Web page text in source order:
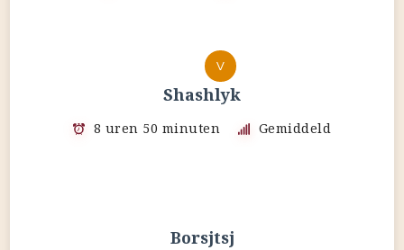
V
Shashlyk
8 uren 50 minuten Gemiddeld
Borsjtsj